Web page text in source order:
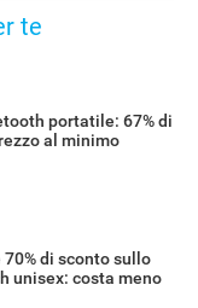
te
portatile: 67% di
al minimo
di sconto sullo
unisex: costa meno